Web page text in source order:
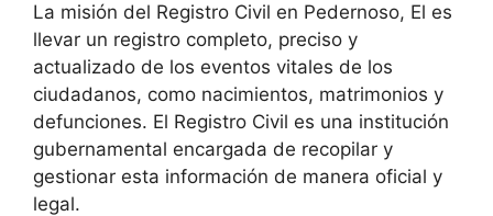
La misión del Registro Civil en Pedernoso, El es
llevar un registro completo, preciso y
actualizado de los eventos vitales de los
ciudadanos, como nacimientos, matrimonios y
defunciones. El Registro Civil es una institución
gubernamental encargada de recopilar y
gestionar esta información de manera oficial y
legal.